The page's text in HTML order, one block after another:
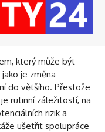
který může být
je změna
do většího. Přestože
rutinní záležitostí, na
rizik a
ušetřit spolupráce